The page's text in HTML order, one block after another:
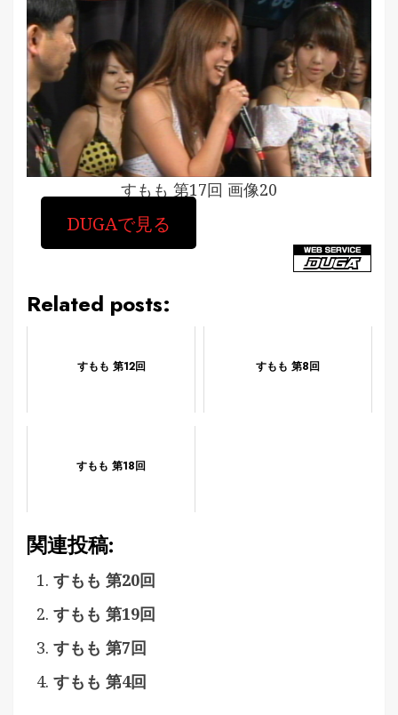
すもも 第17回 画像20
DUGAで見る
Related posts:
すもも 第12回 すもも 第8回
すもも 第18回
関連投稿:
すもも 第20回
すもも 第19回
すもも 第7回
すもも 第4回